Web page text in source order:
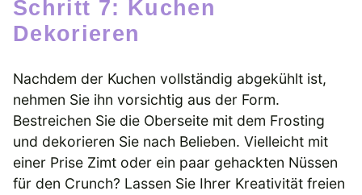
Schritt 7: Kuchen
Dekorieren
Nachdem der Kuchen vollständig abgekühlt ist,
nehmen Sie ihn vorsichtig aus der Form.
Bestreichen Sie die Oberseite mit dem Frosting
und dekorieren Sie nach Belieben. Vielleicht mit
einer Prise Zimt oder ein paar gehackten Nüssen
für den Crunch? Lassen Sie Ihrer Kreativität freien